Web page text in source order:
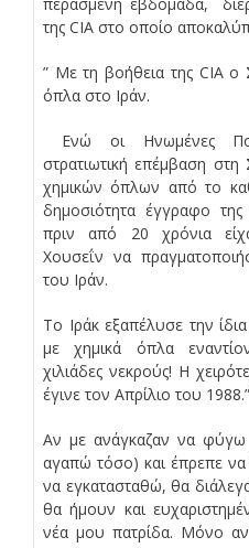
της CIA στο οποίο
” Με τη βοήθεια της CIA ο
όπλα στο Ιράν.
Ενώ οι Ηνωμένες
στρατιωτική επέμβαση
χημικών όπλων από το
δημοσιότητα έγγραφο
πριν από 20 χρόνια
Χουσεΐν να
του Ιράν.
Το Ιράκ εξαπέλυσε την
με χημικά όπλα
χιλιάδες νεκρούς! Η
έγινε τον Απρίλιο του 1988.”
Αν με ανάγκαζαν να
αγαπώ τόσο) και έπρεπε
να εγκατασταθώ, θα
θα ήμουν και
νέα μου πατρίδα. Μόνο